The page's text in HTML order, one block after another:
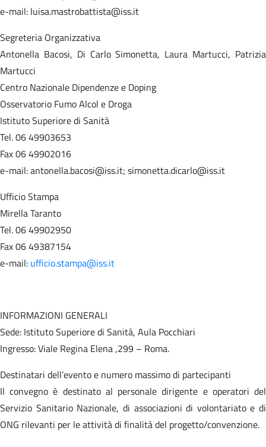
e-mail: luisa.mastrobattista@iss.it
Segreteria Organizzativa
Antonella Bacosi, Di Carlo Simonetta, Laura Martucci, Patrizia
Martucci
Centro Nazionale Dipendenze e Doping
Osservatorio Fumo Alcol e Droga
Istituto Superiore di Sanità
Tel. 06 49903653
Fax 06 49902016
e-mail: antonella.bacosi@iss.it; simonetta.dicarlo@iss.it
Ufficio Stampa
Mirella Taranto
Tel. 06 49902950
Fax 06 49387154
e-mail: ufficio.stampa@iss.it
INFORMAZIONI GENERALI
Sede: Istituto Superiore di Sanità, Aula Pocchiari
Ingresso: Viale Regina Elena ,299 – Roma.
Destinatari dell’evento e numero massimo di partecipanti
Il convegno è destinato al personale dirigente e operatori del
Servizio Sanitario Nazionale, di associazioni di volontariato e di
ONG rilevanti per le attività di finalità del progetto/convenzione.